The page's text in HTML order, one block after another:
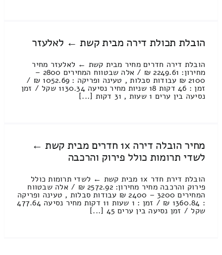
הובלת תכולת דירה מבית קשת ← לאלעזר
הובלת דירה חדרים מחיר מבית קשת ← לאלעזר מחיר
מחירון: 2249.61 ₪ / אלה שבטווח המחירים 2800 –
2100 ₪ עבודות סבלות , טעינה ופריקה : 1052.69 ₪ /
זמן : 46 דקות 18 שניות מחיר נסיעה 1130.34 שקל / זמן
נסיעה בין ערים 1 שעות , 31 דקות [...]
מחיר הובלה דירה 1x חדרים מבית קשת ←
לשדי תרומות כולל פירוק והרכבה
הובלת דירת חדר 1x מבית קשת ← לשדי תרומות כולל
פירוק והרכבה מחיר מחירון: 2572.92 ₪ / אלה שבטווח
המחירים 3200 – 2400 ₪ עבודות סבלות , טעינה ופריקה
: 1360.84 ₪ / זמן : 1 שעות 11 דקות מחיר נסיעה 477.64
שקל / זמן נסיעה בין ערים 45 [...]